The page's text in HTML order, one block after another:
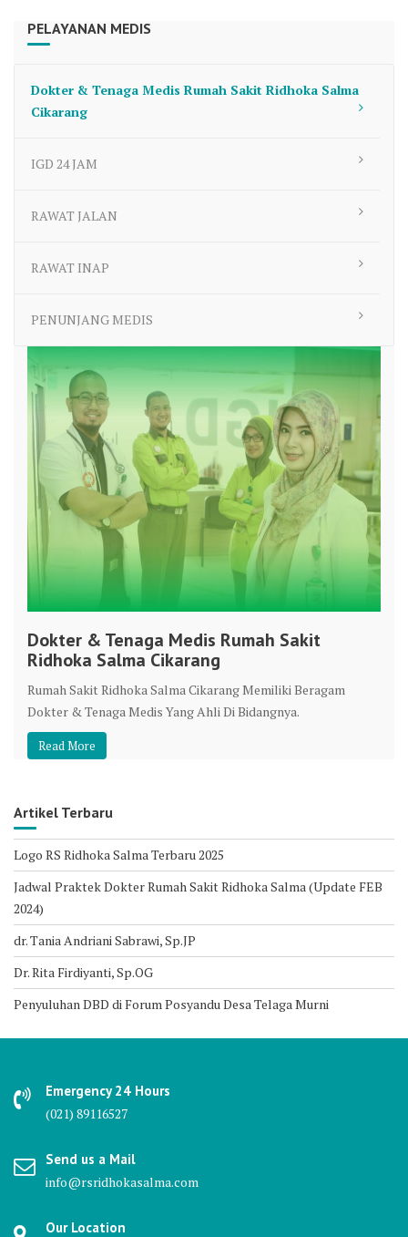
PELAYANAN MEDIS
Dokter & Tenaga Medis Rumah Sakit Ridhoka Salma
Cikarang
IGD 24 JAM
RAWAT JALAN
RAWAT INAP
PENUNJANG MEDIS
Dokter & Tenaga Medis Rumah Sakit
Ridhoka Salma Cikarang
Rumah Sakit Ridhoka Salma Cikarang Memiliki Beragam
Dokter & Tenaga Medis Yang Ahli Di Bidangnya.
Read More
Artikel Terbaru
Logo RS Ridhoka Salma Terbaru 2025
Jadwal Praktek Dokter Rumah Sakit Ridhoka Salma (Update FEB
2024)
dr. Tania Andriani Sabrawi, Sp.JP
Dr. Rita Firdiyanti, Sp.OG
Penyuluhan DBD di Forum Posyandu Desa Telaga Murni
Emergency 24 Hours
(021) 89116527
Send us a Mail
info@rsridhokasalma.com
Our Location